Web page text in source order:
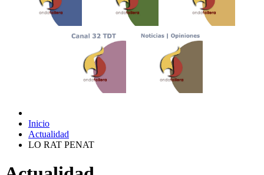
Inicio
Actualidad
LO RAT PENAT